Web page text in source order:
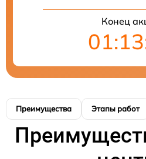
Конец
Преимущества Этапы работ